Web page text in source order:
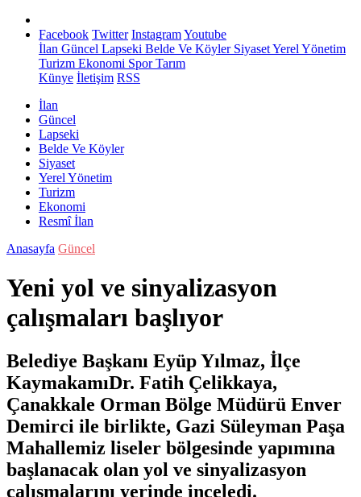
Facebook Twitter InstagramYoutube
İlan Güncel Lapseki Belde Ve KöylerSiyasetYerel Yönetim
Turizm Ekonomi SporTarım
Künye İletişim RSS
İlan
Güncel
Lapseki
Belde Ve Köyler
Siyaset
Yerel Yönetim
Turizm
Ekonomi
Resmî İlan
Anasayfa Güncel
Yeni yol ve sinyalizasyon
çalışmaları başlıyor
Belediye Başkanı Eyüp Yılmaz, İlçe
KaymakamıDr. Fatih Çelikkaya,
Çanakkale Orman Bölge Müdürü Enver
Demirci ile birlikte, Gazi Süleyman Paşa
Mahallemiz liseler bölgesinde yapımına
başlanacak olan yol ve sinyalizasyon
çalışmalarını yerinde inceledi.